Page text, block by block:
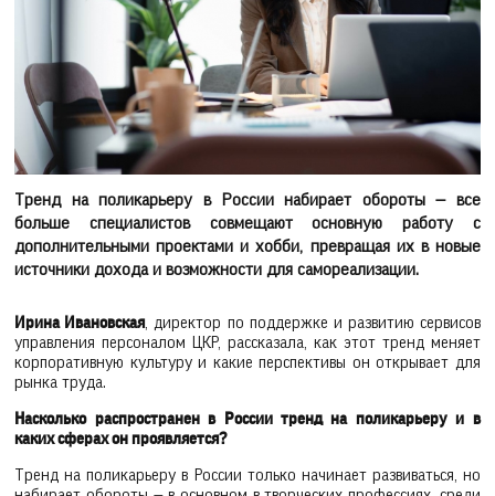
Тренд на поликарьеру в России набирает обороты — все
больше специалистов совмещают основную работу с
дополнительными проектами и хобби, превращая их в новые
источники дохода и возможности для самореализации.
Ирина Ивановская, директор по поддержке и развитию сервисов
управления персоналом ЦКР, рассказала, как этот тренд меняет
корпоративную культуру и какие перспективы он открывает для
рынка труда.
Насколько распространен в России тренд на поликарьеру и в
каких сферах он проявляется?
Тренд на поликарьеру в России только начинает развиваться, но